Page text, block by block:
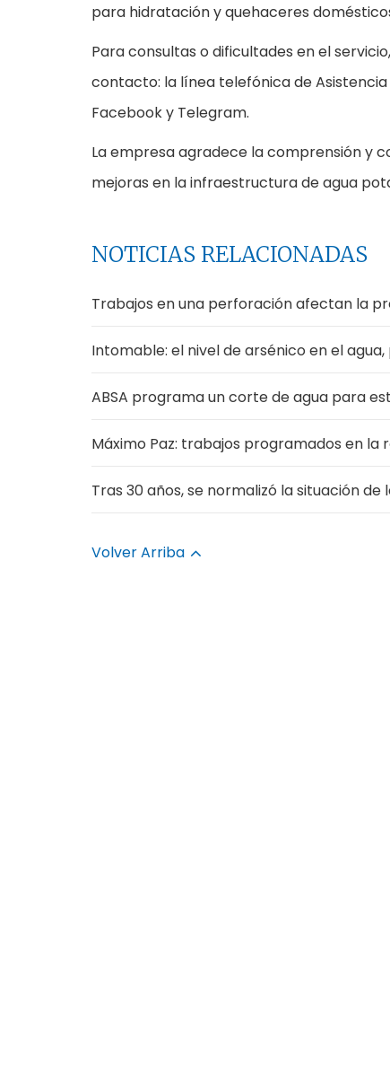
para hidratación y quehaceres
Para consultas o dificultades en el
contacto: la línea telefónica de
Facebook y Telegram.
La empresa agradece la comprensión y
mejoras en la infraestructura de agua
NOTICIAS RELACIONADAS
Trabajos en una perforación afectan la
Intomable: el nivel de arsénico en el
ABSA programa un corte de agua para
Máximo Paz: trabajos programados en la
Tras 30 años, se normalizó la situación
Volver Arriba